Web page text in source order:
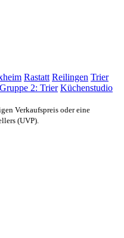
Rastatt Reilingen Trier
Gruppe 2: Trier Küchenstudio
Verkaufspreis oder eine
(UVP).